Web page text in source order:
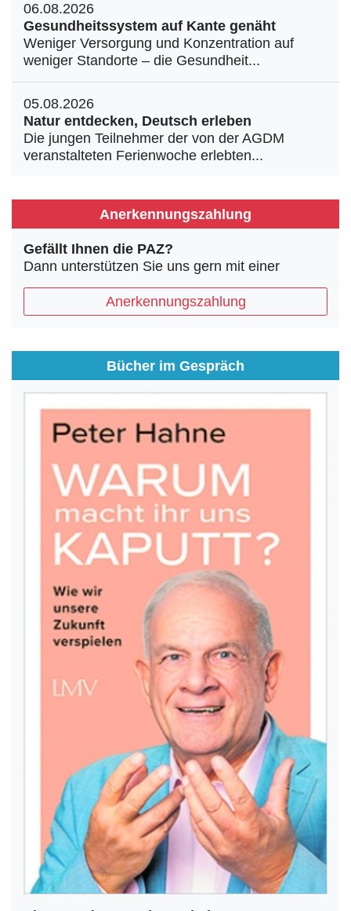
06.08.2026
Gesundheitssystem auf Kante genäht
Weniger Versorgung und Konzentration auf
weniger Standorte – die Gesundheit...
05.08.2026
Natur entdecken, Deutsch erleben
Die jungen Teilnehmer der von der AGDM
veranstalteten Ferienwoche erlebten...
Anerkennungszahlung
Gefällt Ihnen die PAZ?
Dann unterstützen Sie uns gern mit einer
Anerkennungszahlung
Bücher im Gespräch